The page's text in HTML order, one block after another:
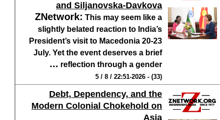
and Siljanovska-Davkova
ZNetwork: This may seem like a
slightly belated reaction to India’s
President’s visit to Macedonia 20-23
July. Yet the event deserves a brief
reflection through a gender
...
(33) - 22:51-2026 / 8 / 5
Debt, Dependency, and the
Modern Colonial Chokehold on
Asia